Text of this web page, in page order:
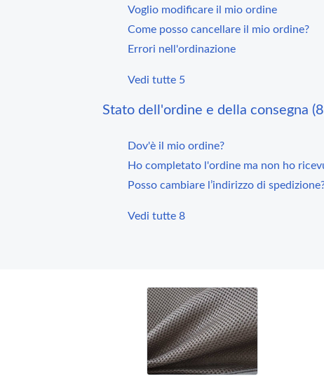
Voglio modificare il mio ordine
Come posso cancellare il mio ordine?
Errori nell'ordinazione
Vedi tutte 5
Stato dell'ordine e della consegna
Dov'è il mio ordine?
Ho completato l'ordine ma non ho
Posso cambiare l’indirizzo di
Vedi tutte 8